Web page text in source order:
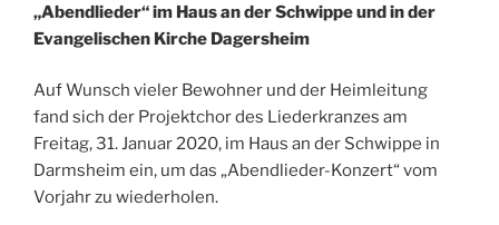
„Abendlieder“ im Haus an der Schwippeund in der
Evangelischen Kirche Dagersheim
Auf Wunsch vieler Bewohner und der Heimleitung
fand sich der Projektchor des Liederkranzes am
Freitag, 31. Januar 2020, im Haus an der Schwippe in
Darmsheim ein, um das „Abendlieder-Konzert“ vom
Vorjahr zu wiederholen.